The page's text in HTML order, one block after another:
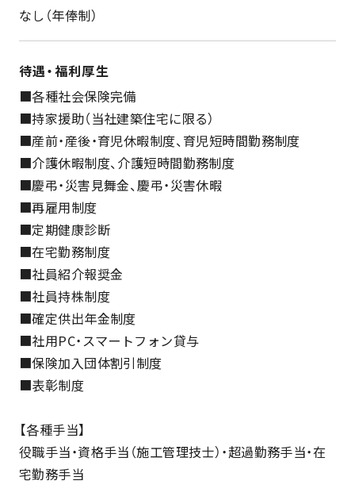
なし（年俸制）
待遇・福利厚生
■各種社会保険完備
■持家援助（当社建築住宅に限る）
■産前・産後・育児休暇制度、育児短時間勤務制度
■介護休暇制度、介護短時間勤務制度
■慶弔・災害見舞金、慶弔・災害休暇
■再雇用制度
■定期健康診断
■在宅勤務制度
■社員紹介報奨金
■社員持株制度
■確定供出年金制度
■社用PC・スマートフォン貸与
■保険加入団体割引制度
■表彰制度
【各種手当】
役職手当・資格手当（施工管理技士）・超過勤務手当・在
宅勤務手当